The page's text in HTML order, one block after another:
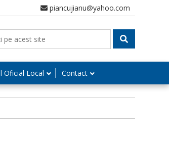
piancujianu@yahoo.com
Oficial Local Contact